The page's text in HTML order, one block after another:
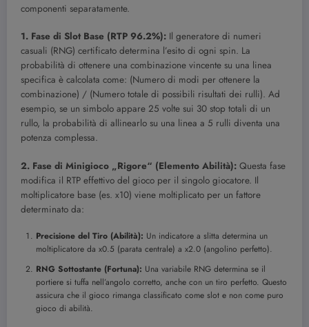
componenti separatamente.
1. Fase di Slot Base (RTP 96.2%): Il generatore di numeri
casuali (RNG) certificato determina l’esito di ogni spin. La
probabilità di ottenere una combinazione vincente su una linea
specifica è calcolata come: (Numero di modi per ottenere la
combinazione) / (Numero totale di possibili risultati dei rulli). Ad
esempio, se un simbolo appare 25 volte sui 30 stop totali di un
rullo, la probabilità di allinearlo su una linea a 5 rulli diventa una
potenza complessa.
2. Fase di Minigioco „Rigore“ (Elemento Abilità): Questa fase
modifica il RTP effettivo del gioco per il singolo giocatore. Il
moltiplicatore base (es. x10) viene moltiplicato per un fattore
determinato da:
Precisione del Tiro (Abilità): Un indicatore a slitta determina un
moltiplicatore da x0.5 (parata centrale) a x2.0 (angolino perfetto).
RNG Sottostante (Fortuna): Una variabile RNG determina se il
portiere si tuffa nell’angolo corretto, anche con un tiro perfetto. Questo
assicura che il gioco rimanga classificato come slot e non come puro
gioco di abilità.